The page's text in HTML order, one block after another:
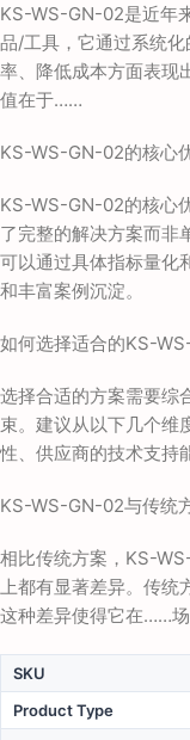
KS-WS-GN-02是近年
品/工具，它通过系统
率、降低成本方面表现
值在于……
KS-WS-GN-02的核心
KS-WS-GN-02的核心
了完整的解决方案而
可以通过具体指标量
和丰富案例沉淀。
如何选择适合的KS-
选择合适的方案需要综
束。建议从以下几个维
性、供应商的技术支持
KS-WS-GN-02与传统
相比传统方案，KS-
上都有显著差异。传
这种差异使得它在……场
SKU
Product Type